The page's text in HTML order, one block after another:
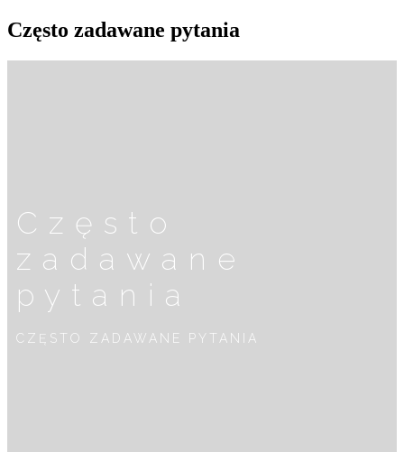
Często zadawane pytania
Często
zadawane
pytania
CZĘSTO ZADAWANE PYTANIA